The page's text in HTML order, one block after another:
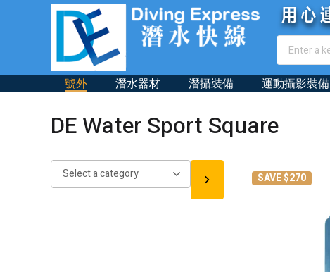
號外 潛水器材 潛攝裝備 運動攝影裝備
DE Water Sport Square
Select
SAVE $270